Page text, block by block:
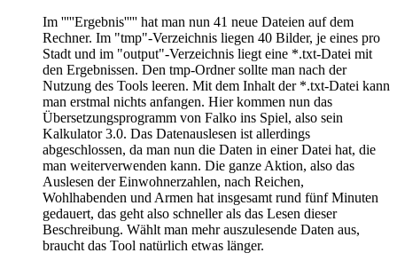
Im '''''Ergebnis''''' hat man nun 41 neue Dateien auf dem
Rechner. Im "tmp"-Verzeichnis liegen 40 Bilder, je eines pro
Stadt und im "output"-Verzeichnis liegt eine *.txt-Datei mit
den Ergebnissen. Den tmp-Ordner sollte man nach der
Nutzung des Tools leeren. Mit dem Inhalt der *.txt-Datei kann
man erstmal nichts anfangen. Hier kommen nun das
Übersetzungsprogramm von Falko ins Spiel, also sein
Kalkulator 3.0. Das Datenauslesen ist allerdings
abgeschlossen, da man nun die Daten in einer Datei hat, die
man weiterverwenden kann. Die ganze Aktion, also das
Auslesen der Einwohnerzahlen, nach Reichen,
Wohlhabenden und Armen hat insgesamt rund fünf Minuten
gedauert, das geht also schneller als das Lesen dieser
Beschreibung. Wählt man mehr auszulesende Daten aus,
braucht das Tool natürlich etwas länger.